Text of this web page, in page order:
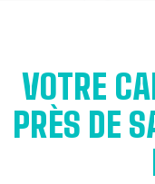
VOTRE
PRÈS DE